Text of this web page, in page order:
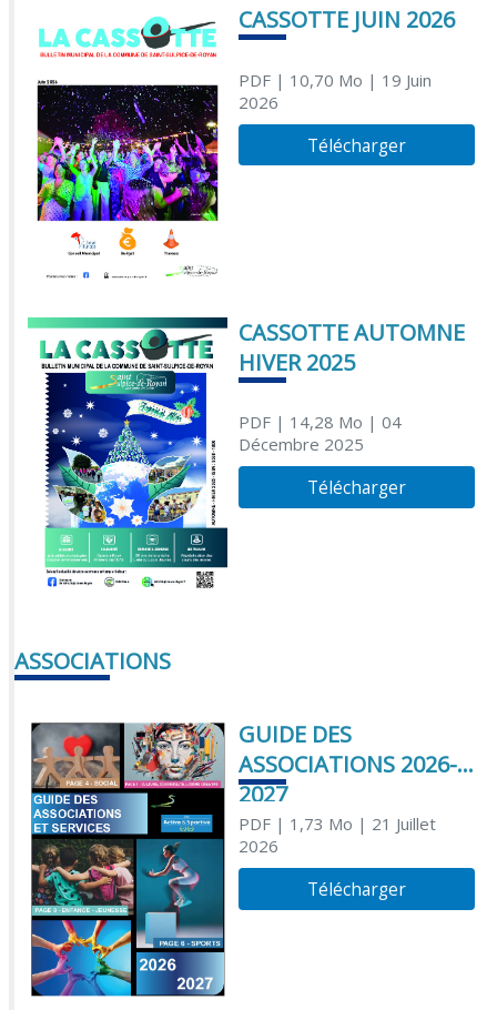
CASSOTTE JUIN 2026
PDF| 10,70 Mo | 19 Juin
2026
Télécharger
CASSOTTE AUTOMNE
HIVER 2025
PDF| 14,28 Mo | 04
Décembre 2025
Télécharger
ASSOCIATIONS
GUIDE DES
ASSOCIATIONS 2026-
2027
PDF| 1,73 Mo | 21 Juillet
2026
Télécharger